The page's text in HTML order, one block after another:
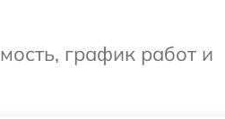
график работ и